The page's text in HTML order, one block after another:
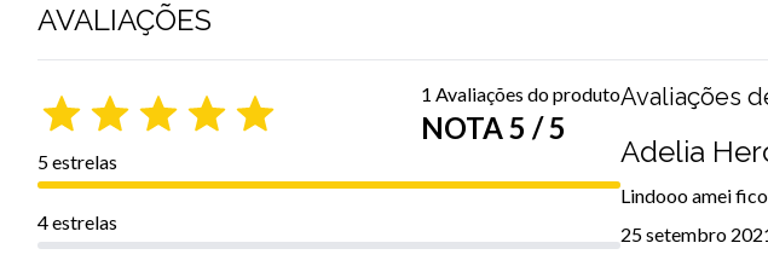
AVALIAÇÕES
1 Avaliações do produto
NOTA 5 / 5
5 estrelas
4 estrelas
Avaliações
Adelia
Lindooo amei
25 setembro